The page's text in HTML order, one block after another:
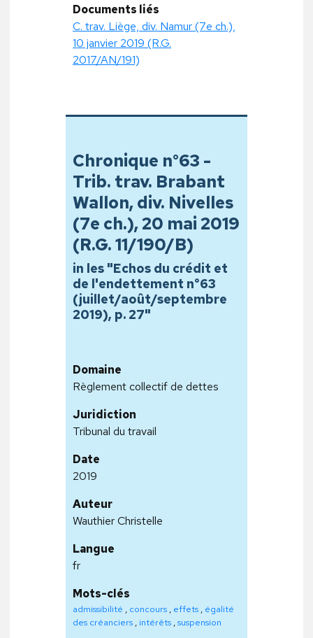
Documents liés
C. trav. Liège, div. Namur (7e ch.),
10 janvier 2019 (R.G.
2017/AN/191)
Chronique n°63 -
Trib. trav. Brabant
Wallon, div. Nivelles
(7e ch.), 20 mai 2019
(R.G. 11/190/B)
in les "Echos du crédit et
de l'endettement n°63
(juillet/août/septembre
2019), p. 27"
Domaine
Règlement collectif de dettes
Juridiction
Tribunal du travail
Date
2019
Auteur
Wauthier Christelle
Langue
fr
Mots-clés
admissibilité , concours , effets , égalité
des créanciers , intérêts ,suspension